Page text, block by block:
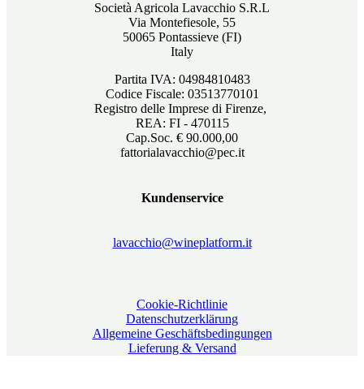
Società Agricola Lavacchio S.R.L
Via Montefiesole, 55
50065 Pontassieve (FI)
Italy
Partita IVA: 04984810483
Codice Fiscale: 03513770101
Registro delle Imprese di Firenze,
REA: FI - 470115
Cap.Soc. € 90.000,00
fattorialavacchio@pec.it
Kundenservice
lavacchio@wineplatform.it
Cookie-Richtlinie
Datenschutzerklärung
Allgemeine Geschäftsbedingungen
Lieferung & Versand